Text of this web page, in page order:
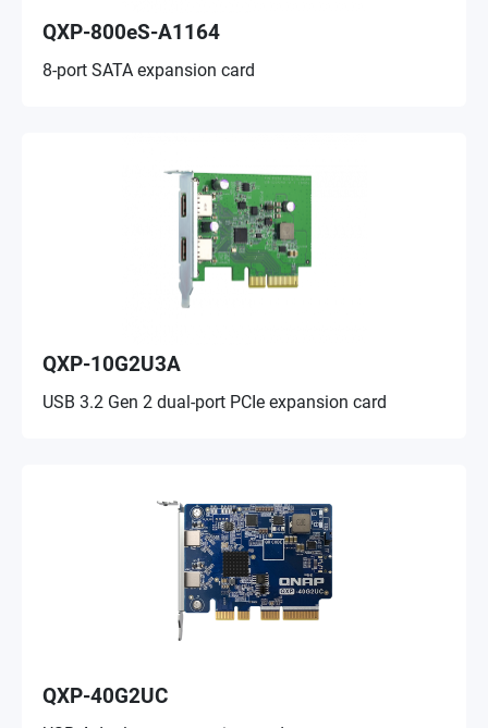
QXP-800eS-A1164
8-port SATA expansion card
QXP-10G2U3A
USB 3.2 Gen 2 dual-port PCIe expansion card
QXP-40G2UC